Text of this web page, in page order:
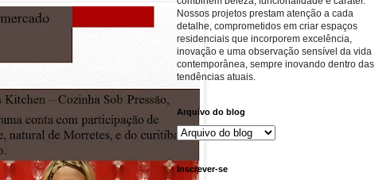
Nossos projetos prestam atenção a cada
detalhe, comprometidos em criar espaços
residenciais que incorporem excelência,
inovação e uma observação sensível da vida
contemporânea, sempre inovando dentro das
tendências atuais.
Arquivo do blog
Inscrever-se